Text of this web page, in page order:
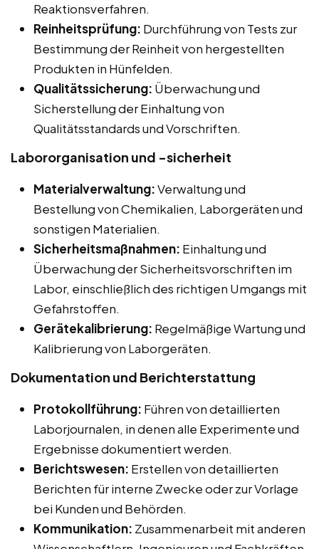
Reaktionsverfahren.
Reinheitsprüfung: Durchführung von Tests zur
Bestimmung der Reinheit von hergestellten
Produkten in Hünfelden.
Qualitätssicherung: Überwachung und
Sicherstellung der Einhaltung von
Qualitätsstandards und Vorschriften.
Labororganisation und -sicherheit
Materialverwaltung:Verwaltung und
Bestellung von Chemikalien, Laborgeräten und
sonstigen Materialien.
Sicherheitsmaßnahmen: Einhaltung und
Überwachung der Sicherheitsvorschriften im
Labor, einschließlich des richtigen Umgangs mit
Gefahrstoffen.
Gerätekalibrierung: Regelmäßige Wartung und
Kalibrierung von Laborgeräten.
Dokumentation und Berichterstattung
Protokollführung: Führen von detaillierten
Laborjournalen, in denen alle Experimente und
Ergebnisse dokumentiert werden.
Berichtswesen: Erstellen von detaillierten
Berichten für interne Zwecke oder zur Vorlage
bei Kunden und Behörden.
Kommunikation: Zusammenarbeit mit anderen